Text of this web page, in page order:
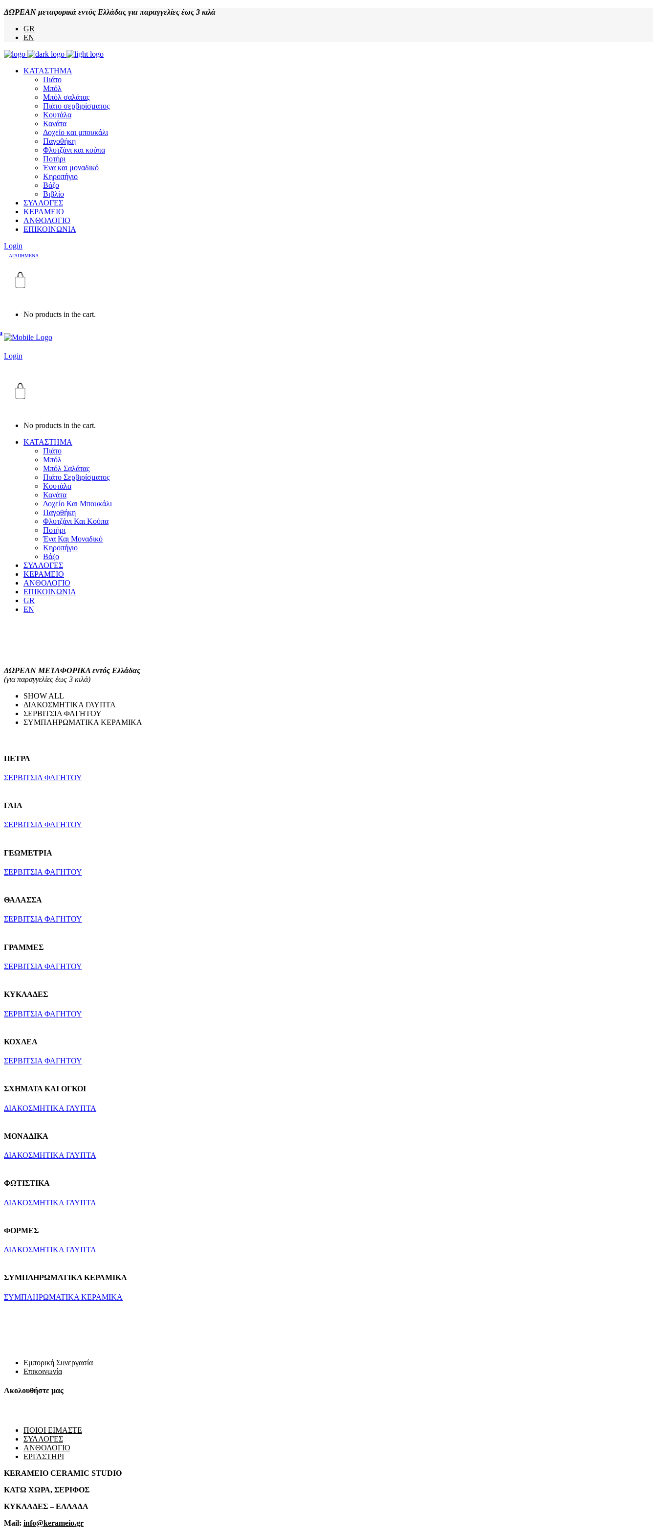
ΔΩΡΕΑΝ μεταφορικά εντός Ελλάδας για παραγγελίες έως 3 κιλά
GR
EN
ΚΑΤΑΣΤΗΜΑ
Πιάτο
Μπόλ
Μπόλ σαλάτας
Πιάτο σερβιρίσματος
Κουτάλα
Κανάτα
Δοχείο και μπουκάλι
Παγοθήκη
Φλυτζάνι και κούπα
Ποτήρι
Ένα και μοναδικό
Κηροπήγιο
Βάζο
Βιβλίο
ΣΥΛΛΟΓΕΣ
ΚΕΡΑΜΕΙΟ
ΑΝΘΟΛΟΓΙΟ
ΕΠΙΚΟΙΝΩΝΙΑ
Login
ΑΓΑΠΗΜΕΝΑ
No products in the cart.
Login
No products in the cart.
ΚΑΤΑΣΤΗΜΑ
Πιάτο
Μπόλ
Μπόλ Σαλάτας
Πιάτο Σερβιρίσματος
Κουτάλα
Κανάτα
Δοχείο Και Μπουκάλι
Παγοθήκη
Φλυτζάνι Και Κούπα
Ποτήρι
Ένα Και Μοναδικό
Κηροπήγιο
Βάζο
ΣΥΛΛΟΓΕΣ
ΚΕΡΑΜΕΙΟ
ΑΝΘΟΛΟΓΙΟ
ΕΠΙΚΟΙΝΩΝΙΑ
GR
EN
ΔΩΡΕΑΝ ΜΕΤΑΦΟΡΙΚΑ εντός Ελλάδας
(για παραγγελίες έως 3 κιλά)
SHOW ALL
ΔΙΑΚΟΣΜΗΤΙΚΑ ΓΛΥΠΤΑ
ΣΕΡΒΙΤΣΙΑ ΦΑΓΗΤΟΥ
ΣΥΜΠΛΗΡΩΜΑΤΙΚΑ ΚΕΡΑΜΙΚΑ
ΠΕΤΡΑ
ΣΕΡΒΙΤΣΙΑ ΦΑΓΗΤΟΥ
ΓΑΙΑ
ΣΕΡΒΙΤΣΙΑ ΦΑΓΗΤΟΥ
ΓΕΩΜΕΤΡΙΑ
ΣΕΡΒΙΤΣΙΑ ΦΑΓΗΤΟΥ
ΘΑΛΑΣΣΑ
ΣΕΡΒΙΤΣΙΑ ΦΑΓΗΤΟΥ
ΓΡΑΜΜΕΣ
ΣΕΡΒΙΤΣΙΑ ΦΑΓΗΤΟΥ
ΚΥΚΛΑΔΕΣ
ΣΕΡΒΙΤΣΙΑ ΦΑΓΗΤΟΥ
ΚΟΧΛΕΑ
ΣΕΡΒΙΤΣΙΑ ΦΑΓΗΤΟΥ
ΣΧΗΜΑΤΑ ΚΑΙ ΟΓΚΟΙ
ΔΙΑΚΟΣΜΗΤΙΚΑ ΓΛΥΠΤΑ
ΜΟΝΑΔΙΚΑ
ΔΙΑΚΟΣΜΗΤΙΚΑ ΓΛΥΠΤΑ
ΦΩΤΙΣΤΙΚΑ
ΔΙΑΚΟΣΜΗΤΙΚΑ ΓΛΥΠΤΑ
ΦΟΡΜΕΣ
ΔΙΑΚΟΣΜΗΤΙΚΑ ΓΛΥΠΤΑ
ΣΥΜΠΛΗΡΩΜΑΤΙΚΑ ΚΕΡΑΜΙΚΑ
ΣΥΜΠΛΗΡΩΜΑΤΙΚΑ ΚΕΡΑΜΙΚΑ
Εμπορική Συνεργασία
Επικοινωνία
Ακολουθήστε μας
ΠΟΙΟΙ ΕΙΜΑΣΤΕ
ΣΥΛΛΟΓΕΣ
ΑΝΘΟΛΟΓΙΟ
ΕΡΓΑΣΤΗΡΙ
KERAMEIO CERAMIC STUDIO
ΚΑΤΩ ΧΩΡΑ, ΣΕΡΙΦΟΣ
ΚΥΚΛΑΔΕΣ – ΕΛΛΑΔΑ
Mail: info@kerameio.gr